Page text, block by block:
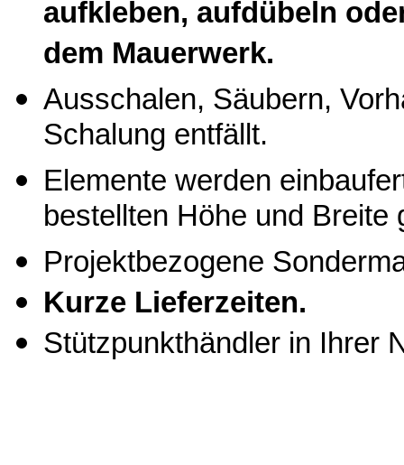
aufkleben, aufdübeln
dem Mauerwerk.
Ausschalen, Säubern,
Schalung entfällt.
Elemente werden
bestellten Höhe und Breite
Projektbezogene
Kurze Lieferzeiten.
Stützpunkthändler in Ihrer